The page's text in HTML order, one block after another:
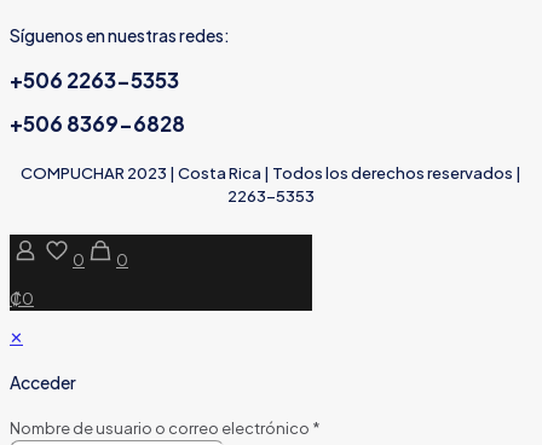
Síguenos en nuestras redes:
+506 2263-5353
+506 8369-6828
COMPUCHAR 2023 | Costa Rica | Todos los derechos reservados |
2263-5353
0
0
₡0
✕
Acceder
Nombre de usuario o correo electrónico *